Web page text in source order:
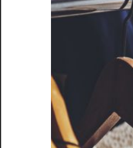
る、
だ
け
の
特